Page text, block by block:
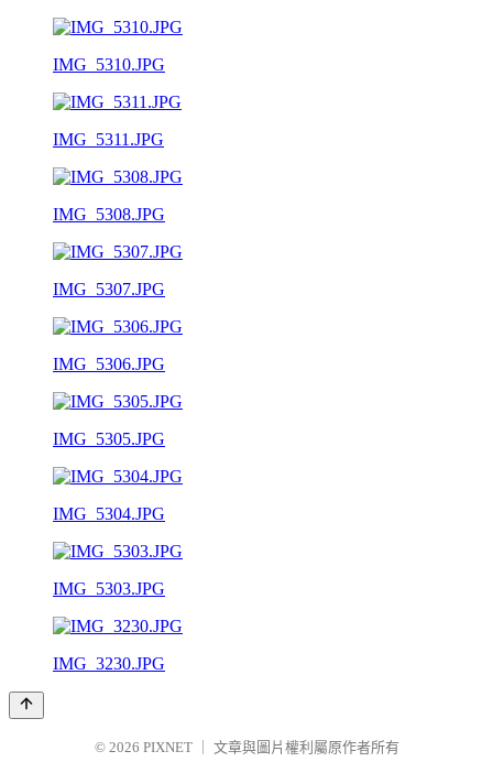
IMG_5310.JPG
IMG_5311.JPG
IMG_5308.JPG
IMG_5307.JPG
IMG_5306.JPG
IMG_5305.JPG
IMG_5304.JPG
IMG_5303.JPG
IMG_3230.JPG
© 2026 PIXNET
文章與圖片權利屬原作者所有